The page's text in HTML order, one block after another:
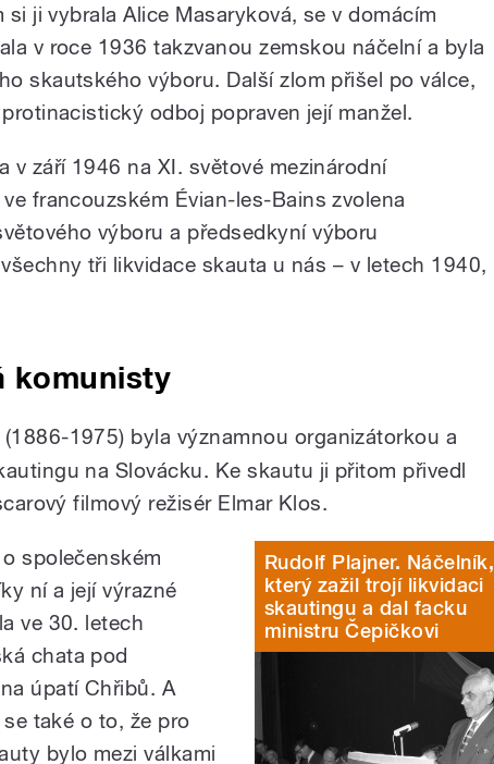
si ji vybrala Alice Masaryková, se v domácím
v roce 1936 takzvanou zemskou náčelní a byla
skautského výboru. Další zlom přišel po válce,
odboj popraven její manžel.
v září 1946 na XI. světové mezinárodní
francouzském Évian-les-Bains zvolena
výboru a předsedkyní výboru
tři likvidace skauta u nás – v letech 1940,
komunisty
(1886-1975) byla významnou organizátorkou a
na Slovácku. Ke skautu ji přitom přivedl
filmový režisér Elmar Klos.
Rudolf Plajner. Náčelník,
který zažil trojí likvidaci
skautingu a dal facku
ministru Čepičkovi
společenském
ní a její výrazné
ve 30. letech
chata pod
úpatí Chřibů. A
také o to, že pro
bylo mezi válkami